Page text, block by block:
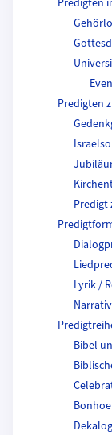
Predigten
Predigten
Predigt
Lyrik /
Bibel
Dekalog